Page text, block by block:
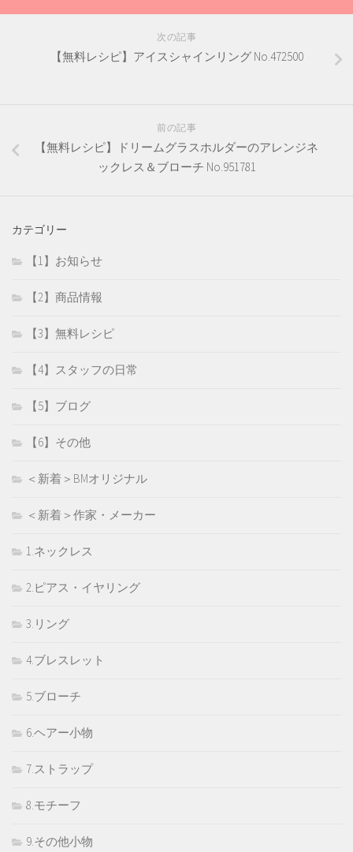
次の記事
【無料レシピ】アイスシャインリング No.472500
前の記事
【無料レシピ】ドリームグラスホルダーのアレンジネ
ックレス＆ブローチ No.951781
カテゴリー
【1】お知らせ
【2】商品情報
【3】無料レシピ
【4】スタッフの日常
【5】ブログ
【6】その他
＜新着＞BMオリジナル
＜新着＞作家・メーカー
1.ネックレス
2.ピアス・イヤリング
3.リング
4.ブレスレット
5.ブローチ
6.ヘアー小物
7.ストラップ
8.モチーフ
9.その他小物